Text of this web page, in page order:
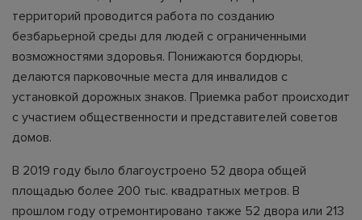
территорий проводится работа по созданию
безбарьерной среды для людей с ограниченными
возможностями здоровья. Понижаются бордюры,
делаются парковочные места для инвалидов с
установкой дорожных знаков. Приемка работ происходит
с участием общественности и представителей советов
домов.
В 2019 году было благоустроено 52 двора общей
площадью более 200 тыс. квадратных метров. В
прошлом году отремонтировано также 52 двора или 213